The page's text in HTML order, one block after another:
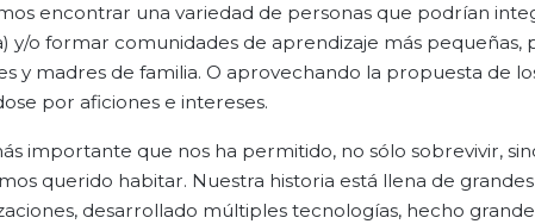
encontrar una variedad de personas que podrían
y/o formar comunidades de aprendizaje más pequeñas,
y madres de familia. O aprovechando la propuesta de
por aficiones e intereses.
importante que nos ha permitido, no sólo sobrevivir,
querido habitar. Nuestra historia está llena de
desarrollado múltiples tecnologías, hecho